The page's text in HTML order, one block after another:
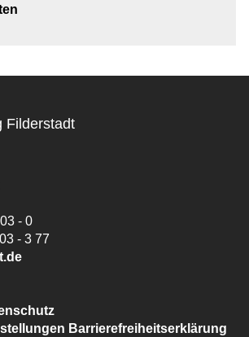
Filderstadt
- 0
- 3 77
Barrierefreiheitserklärung